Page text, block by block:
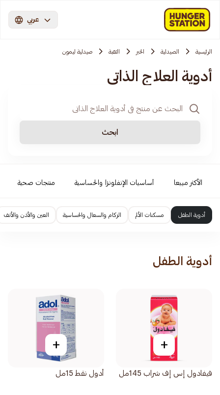
عربي
الرئيسية الصيدلية الخبر الثقبة صيدلية ليمون
أدوية العلاج الذاتي
ابحث
الأكثر مبيعا أساسيات الإنفلونزا والحساسية منتجات صحية
أدوية الطفل مسكنات الألم الزكام والسعال والحساسية العين والأذن والأنف
أدوية الطفل
+
فيفادول إس إف شراب 145مل
+
أدول نقط 15مل